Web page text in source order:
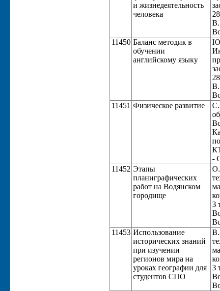
и жизнедеятельность
человека
11450 Баланс методик в
обучении
английскому языку
11451 Физическое развитие
-
11452 Этапы
планиграфических
работ на Водянском
городище
3
11453 Использование
исторических знаний
при изучении
регионов мира на
уроках географии для
студентов СПО
3